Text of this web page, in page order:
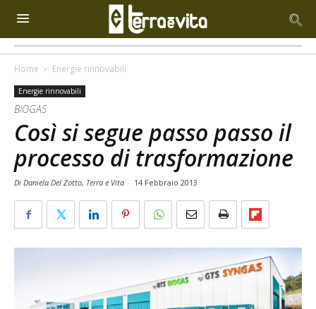
Home Energie rinnovabili
Energie rinnovabili
BIOGAS
Così si segue passo passo il
processo di trasformazione
Di Daniela Del Zotto, Terra e Vita - 14 Febbraio 2013